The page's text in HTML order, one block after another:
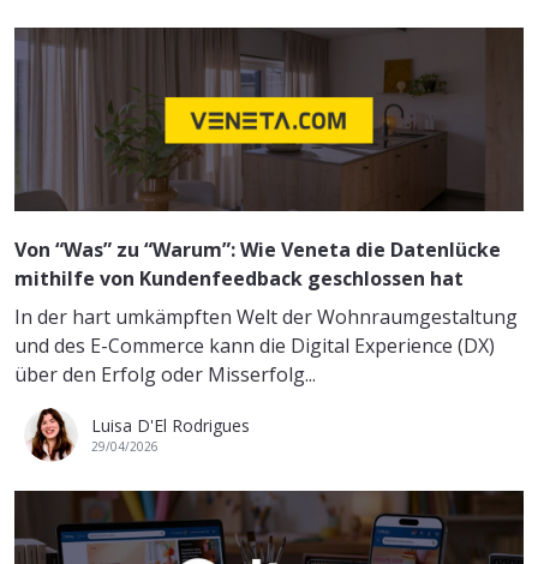
Von “Was” zu “Warum”: Wie Veneta die Datenlücke
mithilfe von Kundenfeedback geschlossen hat
In der hart umkämpften Welt der Wohnraumgestaltung
und des E-Commerce kann die Digital Experience (DX)
über den Erfolg oder Misserfolg...
Luisa D'El Rodrigues
29/04/2026